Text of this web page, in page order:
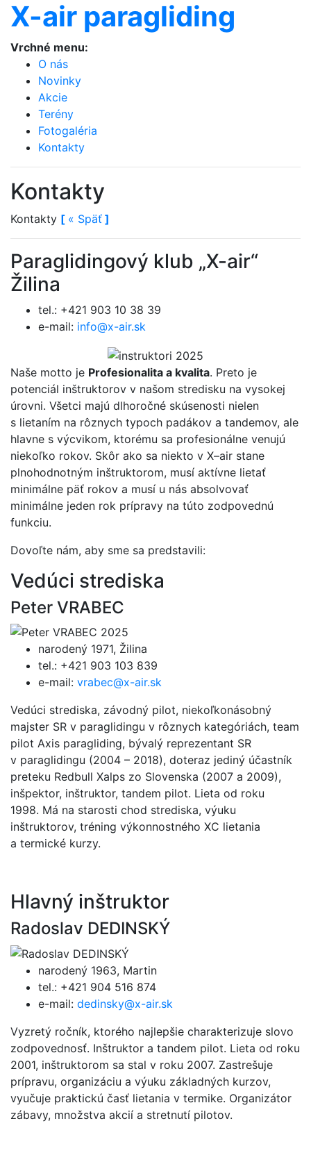
X-air paragliding
Vrchné menu:
O nás
Novinky
Akcie
Terény
Fotogaléria
Kontakty
Kontakty
Kontakty [ « Späť ]
Paraglidingový klub „X-air“
Žilina
tel.: +421 903 10 38 39
e-mail: info@x-air.sk
Naše motto je Profesionalita a kvalita. Preto je
potenciál inštruktorov v našom stredisku na vysokej
úrovni. Všetci majú dlhoročné skúsenosti nielen
s lietaním na rôznych typoch padákov a tandemov, ale
hlavne s výcvikom, ktorému sa profesionálne venujú
niekoľko rokov. Skôr ako sa niekto v X–air stane
plnohodnotným inštruktorom, musí aktívne lietať
minimálne päť rokov a musí u nás absolvovať
minimálne jeden rok prípravy na túto zodpovednú
funkciu.
Dovoľte nám, aby sme sa predstavili:
Vedúci strediska
Peter VRABEC
narodený 1971, Žilina
tel.: +421 903 103 839
e-mail: vrabec@x-air.sk
Vedúci strediska, závodný pilot, niekoľkonásobný
majster SR v paraglidingu v rôznych kategóriách, team
pilot Axis paragliding, bývalý reprezentant SR
v paraglidingu (2004 – 2018), doteraz jediný účastník
preteku Redbull Xalps zo Slovenska (2007 a 2009),
inšpektor, inštruktor, tandem pilot. Lieta od roku
1998. Má na starosti chod strediska, výuku
inštruktorov, tréning výkonnostného XC lietania
a termické kurzy.
Hlavný inštruktor
Radoslav DEDINSKÝ
narodený 1963, Martin
tel.: +421 904 516 874
e-mail: dedinsky@x-air.sk
Vyzretý ročník, ktorého najlepšie charakterizuje slovo
zodpovednosť. Inštruktor a tandem pilot. Lieta od roku
2001, inštruktorom sa stal v roku 2007. Zastrešuje
prípravu, organizáciu a výuku základných kurzov,
vyučuje praktickú časť lietania v termike. Organizátor
zábavy, množstva akcií a stretnutí pilotov.